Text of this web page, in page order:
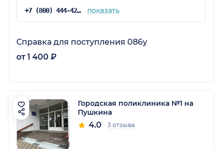
+7 (800) 444-42-15 показать
Справка для поступления 086у
от 1 400 ₽
Городская поликлиника №1 на
Пушкина
4.0 3 отзыва